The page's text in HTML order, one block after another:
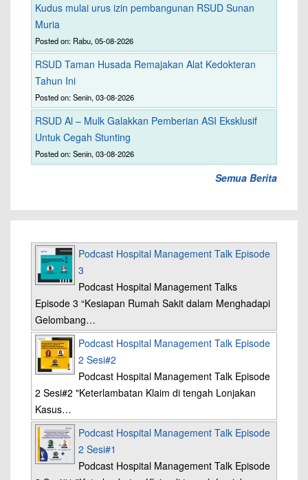
Kudus mulai urus izin pembangunan RSUD Sunan
Muria
Posted on: Rabu, 05-08-2026
RSUD Taman Husada Remajakan Alat Kedokteran
Tahun Ini
Posted on: Senin, 03-08-2026
RSUD Al – Mulk Galakkan Pemberian ASI Eksklusif
Untuk Cegah Stunting
Posted on: Senin, 03-08-2026
Semua Berita
Podcast Hospital Management Talk Episode
3
Podcast Hospital Management Talks
Episode 3 “Kesiapan Rumah Sakit dalam Menghadapi
Gelombang…
Podcast Hospital Management Talk Episode
2 Sesi#2
Podcast Hospital Management Talk Episode
2 Sesi#2 "Keterlambatan Klaim di tengah Lonjakan
Kasus…
Podcast Hospital Management Talk Episode
2 Sesi#1
Podcast Hospital Management Talk Episode